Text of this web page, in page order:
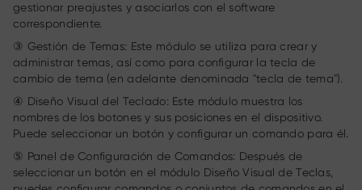
gestionar preajustes y asociarlos con el software
correspondiente.
③ Gestión de Temas: Este módulo se utiliza para crear y
administrar temas, así como para configurar la tecla de
cambio de tema (en adelante denominada "tecla de tema").
④ Diseño Visual del Teclado: Este módulo muestra los
nombres de los botones y sus posiciones en el dispositivo.
Puede seleccionar un botón y configurar un comando para él.
⑤ Panel de Configuración de Comandos: Después de
seleccionar un botón en el módulo Diseño Visual de Teclas,